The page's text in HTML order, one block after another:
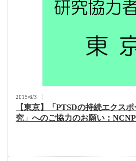
2015/6/3
【東京】「PTSDの持続エクス
究」へのご協力のお願い：
…